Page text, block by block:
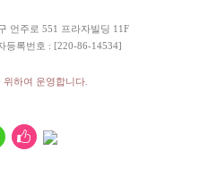
언주로 551 프라자빌딩 11F
등록번호 : [220-86-14534]
하여 운영합니다.